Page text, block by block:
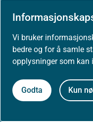
Vi bruker
bedre og for å samle
opplysninger som kan
Godta Kun
Om nettstedet
Personvernerklæring